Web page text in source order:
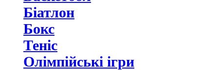
Біатлон
Бокс
Теніс
Олімпійські ігри